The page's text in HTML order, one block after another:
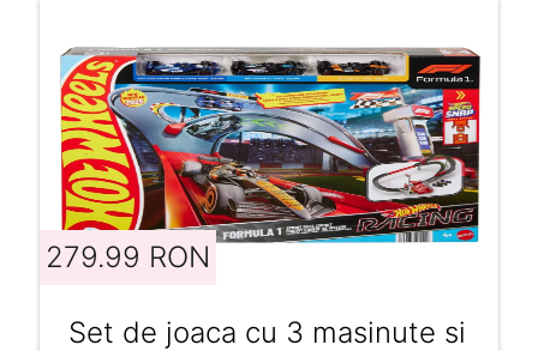
279.99 RON
Set de joaca cu 3 masinute si